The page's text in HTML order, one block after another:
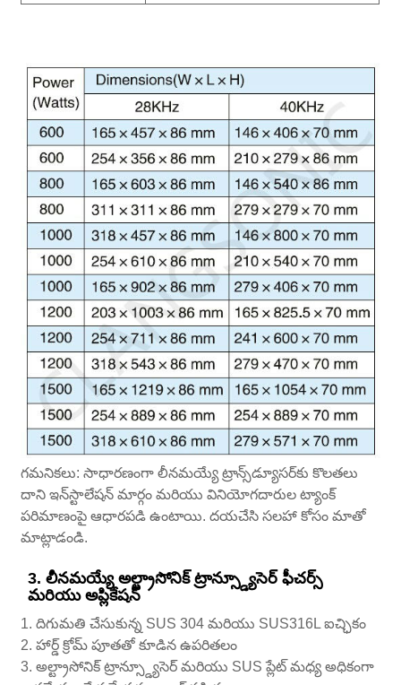
గమనికలు: సాధారణంగా లీనమయ్యే ట్రాన్స్‌డ్యూసర్‌కు కొలతలు
దాని ఇన్‌స్టాలేషన్ మార్గం మరియు వినియోగదారుల ట్యాంక్
పరిమాణంపై ఆధారపడి ఉంటాయి. దయచేసి సలహా కోసం మాతో
మాట్లాడండి.
3. లీనమయ్యే అల్ట్రాసోనిక్ ట్రాన్స్డ్యూసెర్ ఫీచర్స్
మరియు అప్లికేషన్
1. దిగుమతి చేసుకున్న SUS 304 మరియు SUS316L ఐచ్ఛికం
2. హార్డ్ క్రోమ్ పూతతో కూడిన ఉపరితలం
3. అల్ట్రాసోనిక్ ట్రాన్స్డ్యూసెర్ మరియు SUS ప్లేట్ మధ్య అధికంగా